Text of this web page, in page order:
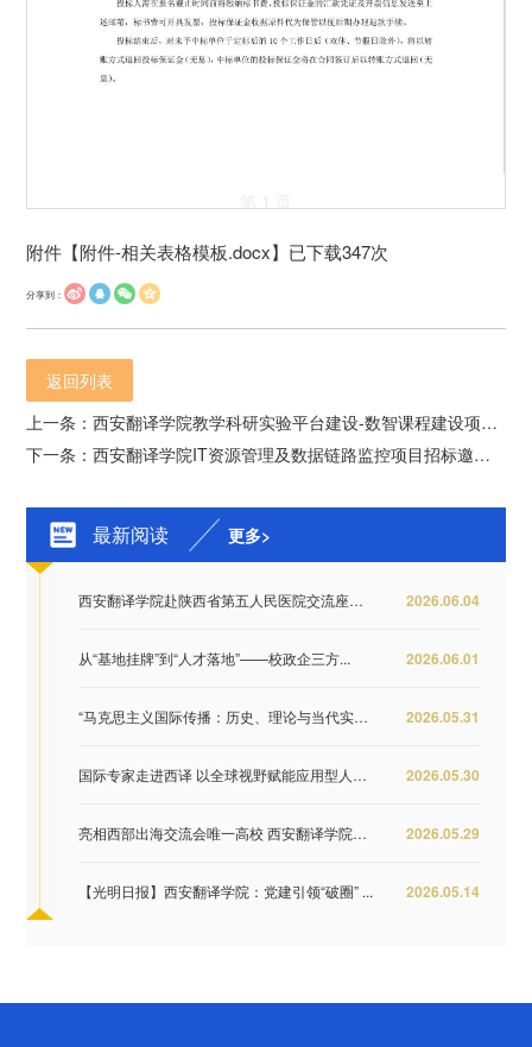
附件【附件-相关表格模板.docx】已下载347次
分享到：
返回列表
上一条：西安翻译学院教学科研实验平台建设-数智课程建设项目招标邀请书
下一条：西安翻译学院IT资源管理及数据链路监控项目招标邀请书
最新阅读 更多>
2026.06.04
西安翻译学院赴陕西省第五人民医院交流座谈 推...
2026.06.01
从“基地挂牌”到“人才落地”——校政企三方...
2026.05.31
“马克思主义国际传播：历史、理论与当代实践...
2026.05.30
国际专家走进西译 以全球视野赋能应用型人才培...
2026.05.29
亮相西部出海交流会唯一高校 西安翻译学院签约...
2026.05.14
【光明日报】西安翻译学院：党建引领“破圈” ...